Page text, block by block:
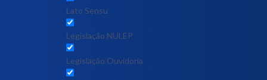
Lato Sensu
Legislação NULEP
Legislação Ouvidoria